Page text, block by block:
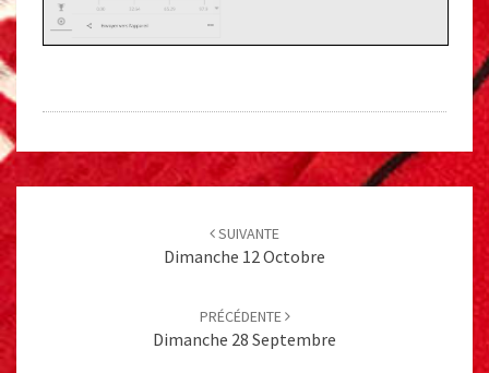
SUIVANTE
Dimanche 12 Octobre
PRÉCÉDENTE
Dimanche 28 Septembre